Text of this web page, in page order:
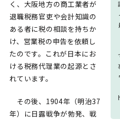
く、大阪地方の商工業者が
退職税務官吏や会計知識の
ある者に税の相談を持ちか
け、営業税の申告を依頼し
たのです。これが日本にお
ける税務代理業の起源とさ
れています。
その後、1904年（明治37
年）に日露戦争が勃発、戦